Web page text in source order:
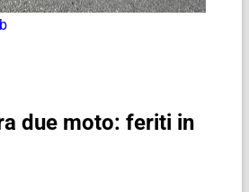
due moto: feriti in